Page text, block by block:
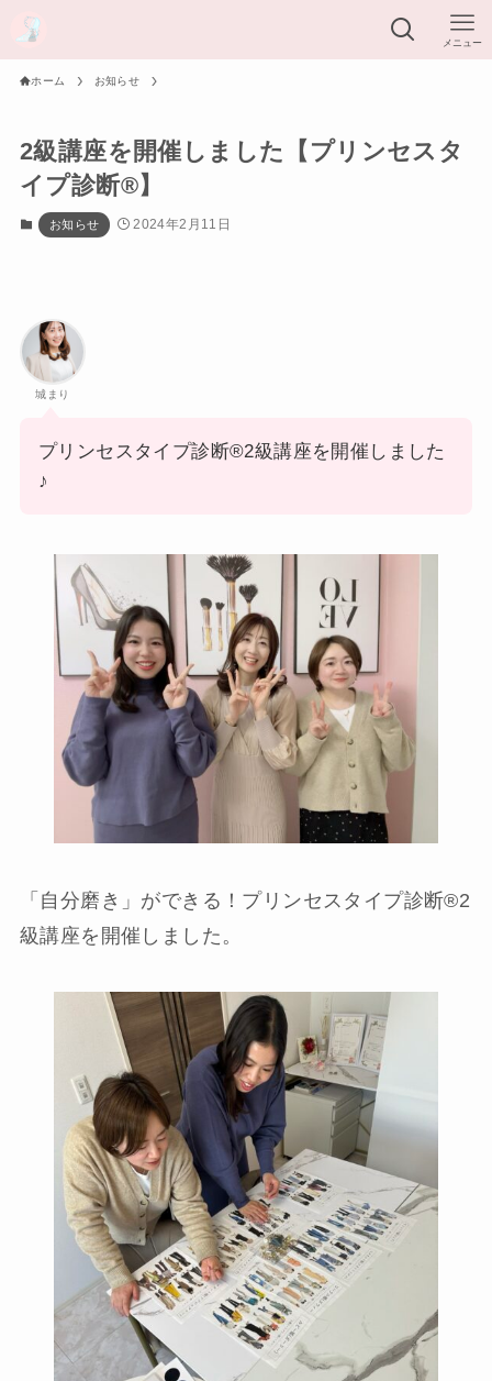
メニュー
ホーム お知らせ
2級講座を開催しました【プリンセスタ
イプ診断®︎】
お知らせ 2024年2月11日
城まり
プリンセスタイプ診断®︎2級講座を開催しました
♪
「自分磨き」ができる！プリンセスタイプ診断®︎2
級講座を開催しました。